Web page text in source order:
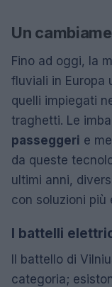
Un
Fino ad oggi, la
fluviali in Europa
quelli impiegati
traghetti. Le
passeggeri e
da queste
ultimi anni,
con soluzioni più
I battelli
Il battello di
categoria;